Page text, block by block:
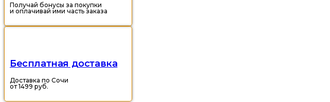
Получай бонусы за покупки
и оплачивай ими часть заказа
Бесплатная доставка
Доставка по Сочи
от 1499 руб.